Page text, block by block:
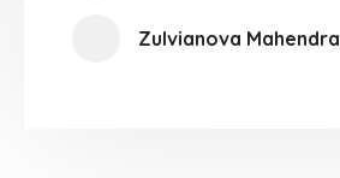
Zulvianova Mahendra